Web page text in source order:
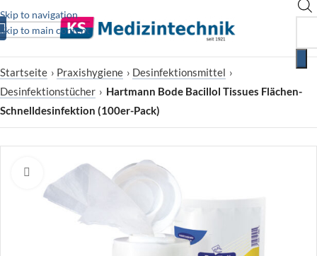
Skip to navigation
Skip to main content
Startseite › Praxishygiene › Desinfektionsmittel ›
Desinfektionstücher › Hartmann Bode Bacillol Tissues Flächen-
Schnelldesinfektion (100er-Pack)
Zum Vergrößern klicken